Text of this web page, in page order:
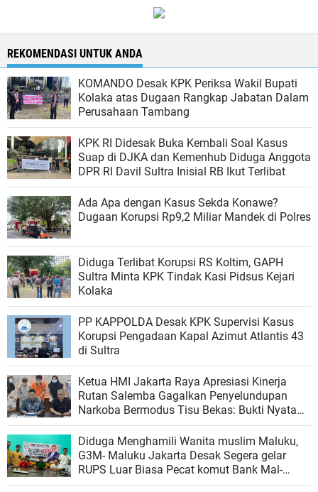
REKOMENDASI UNTUK ANDA
KOMANDO Desak KPK Periksa Wakil Bupati
Kolaka atas Dugaan Rangkap Jabatan Dalam
Perusahaan Tambang
KPK RI Didesak Buka Kembali Soal Kasus
Suap di DJKA dan Kemenhub Diduga Anggota
DPR RI Davil Sultra Inisial RB Ikut Terlibat
Ada Apa dengan Kasus Sekda Konawe?
Dugaan Korupsi Rp9,2 Miliar Mandek di Polres
Diduga Terlibat Korupsi RS Koltim, GAPH
Sultra Minta KPK Tindak Kasi Pidsus Kejari
Kolaka
PP KAPPOLDA Desak KPK Supervisi Kasus
Korupsi Pengadaan Kapal Azimut Atlantis 43
di Sultra
Ketua HMI Jakarta Raya Apresiasi Kinerja
Rutan Salemba Gagalkan Penyelundupan
Narkoba Bermodus Tisu Bekas: Bukti Nyata
Komitmen Pencegahan
Diduga Menghamili Wanita muslim Maluku,
G3M- Maluku Jakarta Desak Segera gelar
RUPS Luar Biasa Pecat komut Bank Mal-
Malut